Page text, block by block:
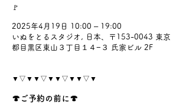
🚩
2025年4月19日 10:00 – 19:00
いぬをとるスタジオ, 日本、〒153-0043 東京
都目黒区東山３丁目１４−３ 氏家ビル 2F
▼▽▼▼▽▼▼▽▼▼▽▼
🍄ご予約の前に🍄